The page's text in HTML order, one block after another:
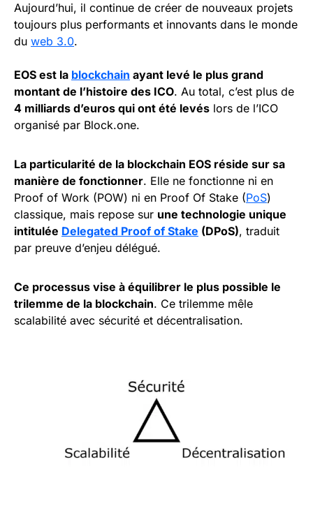
Aujourd’hui, il continue de créer de nouveaux projets
toujours plus performants et innovants dans le monde
du web 3.0.
EOS est la blockchain ayant levé le plus grand
montant de l’histoire des ICO. Au total, c’est plus de
4 milliards d’euros qui ont été levés lors de l’ICO
organisé par Block.one.
La particularité de la blockchain EOS réside sur sa
manière de fonctionner. Elle ne fonctionne ni en
Proof of Work (POW) ni en Proof Of Stake (PoS)
classique, mais repose sur une technologie unique
intitulée Delegated Proof of Stake (DPoS), traduit
par preuve d’enjeu délégué.
Ce processus vise à équilibrer le plus possible le
trilemme de la blockchain. Ce trilemme mêle
scalabilité avec sécurité et décentralisation.